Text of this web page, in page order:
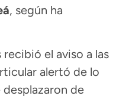
, según ha
el aviso a las
alertó de lo
desplazaron de